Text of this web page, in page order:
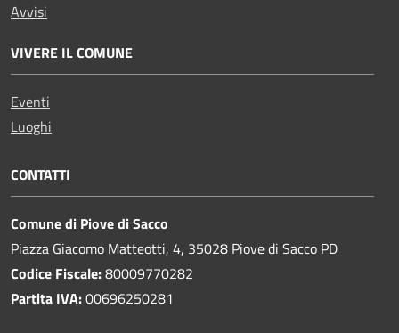
Avvisi
VIVERE IL COMUNE
Eventi
Luoghi
CONTATTI
Comune di Piove di Sacco
Piazza Giacomo Matteotti, 4, 35028 Piove di Sacco PD
Codice Fiscale:80009770282
Partita IVA:00696250281